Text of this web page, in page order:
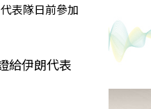
表隊日前參加
給伊朗代表